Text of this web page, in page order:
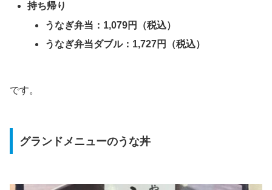
持ち帰り
うなぎ弁当：1,079円（税込）
うなぎ弁当ダブル：1,727円（税込）
です。
グランドメニューのうな丼